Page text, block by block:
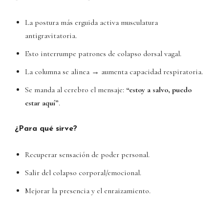
La postura más erguida activa musculatura
antigravitatoria.
Esto interrumpe patrones de colapso dorsal vagal.
La columna se alinea → aumenta capacidad respiratoria.
Se manda al cerebro el mensaje: “estoy a salvo, puedo
estar aquí”.
¿Para qué sirve?
Recuperar sensación de poder personal.
Salir del colapso corporal/emocional.
Mejorar la presencia y el enraizamiento.